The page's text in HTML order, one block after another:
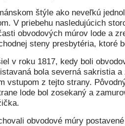
štýle ako neveľkú
V priebehu nasledujúcich
obvodových múrov lode a
steny presbytéria, ktoré
v roku 1817, kedy boli
bola severná sakristia a
vstupom z tejto strany.
lode bol zosekaný a
obvodové múry